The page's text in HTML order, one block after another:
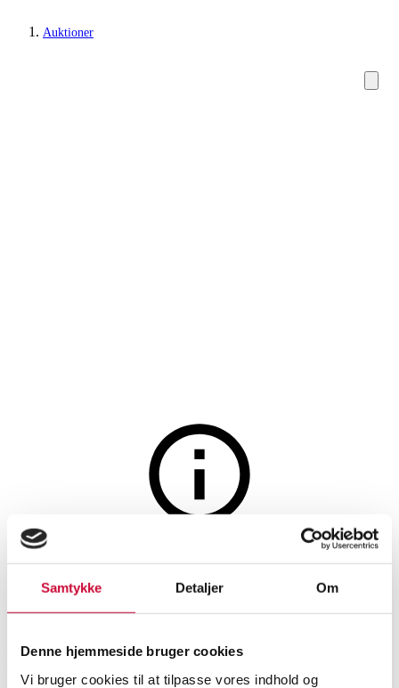
Samtykke Detaljer Om
Denne hjemmeside bruger cookies
Vi bruger cookies til at tilpasse vores indhold og
Auktioner
Gertrud Vasegaard for Royal
Copenhagen. 'Gemina' stel af
porcelæn